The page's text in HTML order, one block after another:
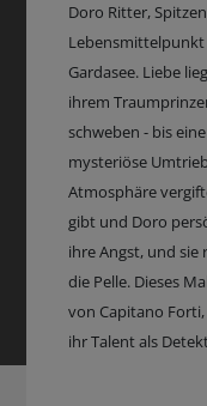
Doro Ritter,
Gardasee. Liebe
ihrem
schweben - bis
mysteriöse
Atmosphäre
gibt und Doro
ihre Angst, und
die Pelle. Dieses
von Capitano
ihr Talent als